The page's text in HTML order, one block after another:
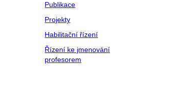
Publikace
Projekty
Habilitační řízení
Řízení ke jmenování
profesorem